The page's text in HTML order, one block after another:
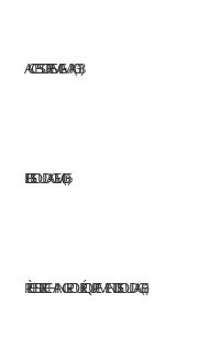
ACCESSOIRES MIG-MAG18
FIL DE SOUDAGE MIG6
PIÈCES DE RECHANGE POUR ÉQUIPEMENT DE SOUDAGE1